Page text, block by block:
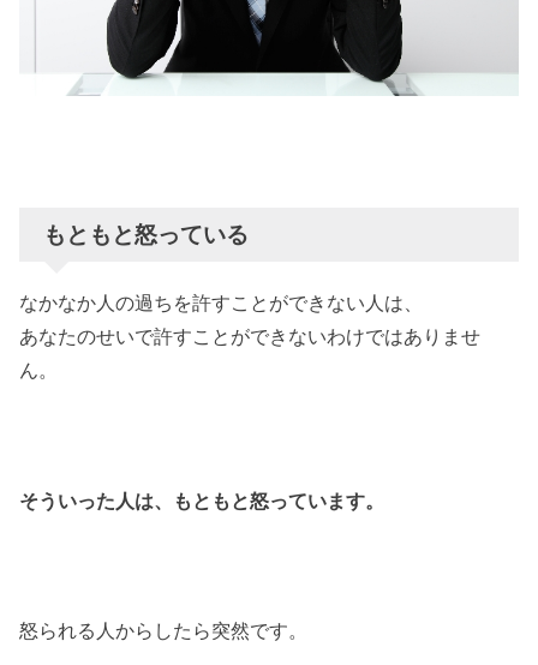
もともと怒っている
なかなか人の過ちを許すことができない人は、
あなたのせいで許すことができないわけではありませ
ん。
そういった人は、 もともと怒っています。
怒られる人からしたら突然です。